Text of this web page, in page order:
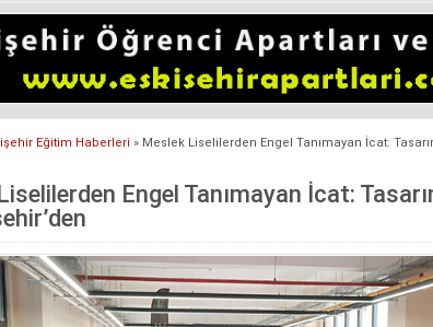
Eğitim Haberleri » Meslek Liselilerden Engel Tanımayan İcat:
Engel Tanımayan İcat: